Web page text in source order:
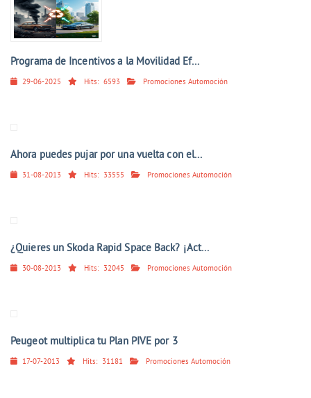
Programa de Incentivos a la Movilidad Ef...
29-06-2025 Hits: 6593 Promociones Automoción
Ahora puedes pujar por una vuelta con el...
31-08-2013 Hits: 33555 Promociones Automoción
¿Quieres un Skoda Rapid Space Back? ¡Act...
30-08-2013 Hits: 32045 Promociones Automoción
Peugeot multiplica tu Plan PIVE por 3
17-07-2013 Hits: 31181 Promociones Automoción